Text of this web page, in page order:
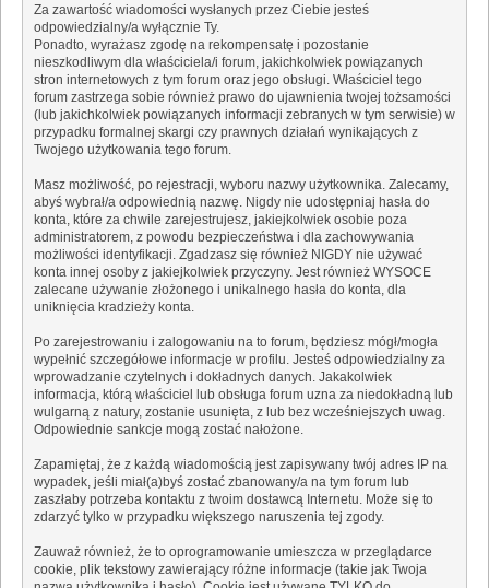
Za zawartość wiadomości wysłanych przez Ciebie jesteś
odpowiedzialny/a wyłącznie Ty.
Ponadto, wyrażasz zgodę na rekompensatę i pozostanie
nieszkodliwym dla właściciela/i forum, jakichkolwiek powiązanych
stron internetowych z tym forum oraz jego obsługi. Właściciel tego
forum zastrzega sobie również prawo do ujawnienia twojej tożsamości
(lub jakichkolwiek powiązanych informacji zebranych w tym serwisie) w
przypadku formalnej skargi czy prawnych działań wynikających z
Twojego użytkowania tego forum.
Masz możliwość, po rejestracji, wyboru nazwy użytkownika. Zalecamy,
abyś wybrał/a odpowiednią nazwę. Nigdy nie udostępniaj hasła do
konta, które za chwile zarejestrujesz, jakiejkolwiek osobie poza
administratorem, z powodu bezpieczeństwa i dla zachowywania
możliwości identyfikacji. Zgadzasz się również NIGDY nie używać
konta innej osoby z jakiejkolwiek przyczyny. Jest również WYSOCE
zalecane używanie złożonego i unikalnego hasła do konta, dla
uniknięcia kradzieży konta.
Po zarejestrowaniu i zalogowaniu na to forum, będziesz mógł/mogła
wypełnić szczegółowe informacje w profilu. Jesteś odpowiedzialny za
wprowadzanie czytelnych i dokładnych danych. Jakakolwiek
informacja, którą właściciel lub obsługa forum uzna za niedokładną lub
wulgarną z natury, zostanie usunięta, z lub bez wcześniejszych uwag.
Odpowiednie sankcje mogą zostać nałożone.
Zapamiętaj, że z każdą wiadomością jest zapisywany twój adres IP na
wypadek, jeśli miał(a)byś zostać zbanowany/a na tym forum lub
zaszłaby potrzeba kontaktu z twoim dostawcą Internetu. Może się to
zdarzyć tylko w przypadku większego naruszenia tej zgody.
Zauważ również, że to oprogramowanie umieszcza w przeglądarce
cookie, plik tekstowy zawierający różne informacje (takie jak Twoja